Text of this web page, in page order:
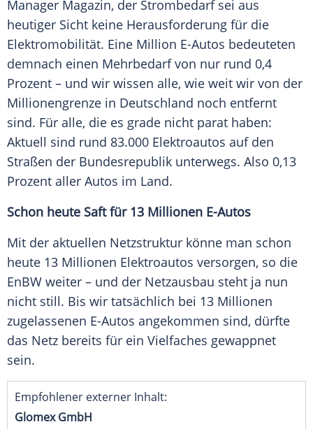
Manager Magazin, der Strombedarfsei aus
heutiger Sicht keine Herausforderung für die
Elektromobilität. Eine Million E-Autos bedeuteten
demnach einen Mehrbedarfvon nur rund 0,4
Prozent – und wir wissen alle, wie weit wir von der
Millionengrenze in Deutschland noch entfernt
sind. Für alle, die es grade nicht parat haben:
Aktuell sind rund 83.000 Elektroautos auf den
Straßen der Bundesrepublik unterwegs. Also 0,13
Prozent aller Autos im Land.
Schon heute Saft für 13 Millionen E-Autos
Mit der aktuellen Netzstruktur könne man schon
heute 13 Millionen Elektroautos versorgen, so die
EnBW weiter – und der Netzausbau steht ja nun
nicht still. Bis wir tatsächlich bei 13 Millionen
zugelassenen E-Autos angekommen sind, dürfte
das Netz bereits für ein Vielfaches gewappnet
sein.
Empfohlener externer Inhalt:
Glomex GmbH